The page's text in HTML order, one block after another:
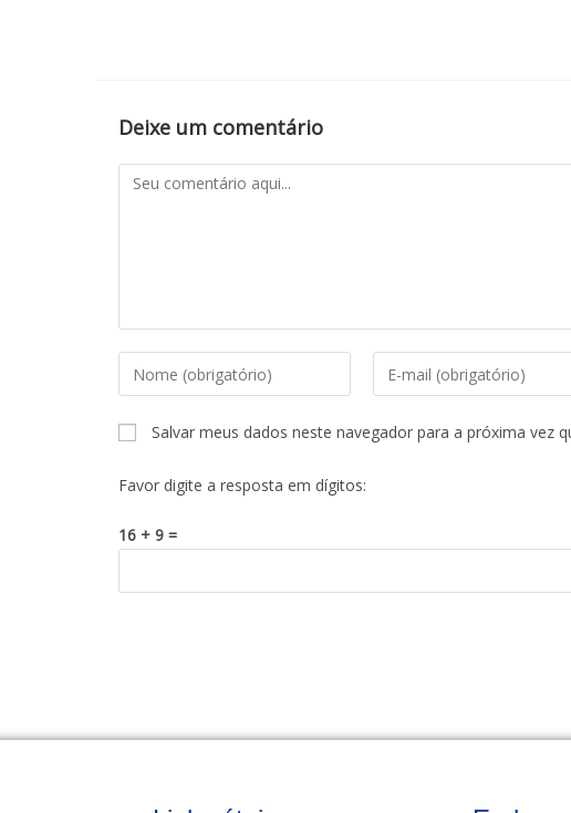
Deixe um comentário
Salvar meus dados neste navegador para a próxima vez
Favor digite a resposta em dígitos:
16 + 9 =